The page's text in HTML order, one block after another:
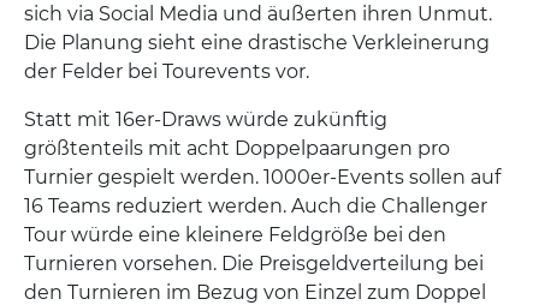
sich via Social Media und äußerten ihren Unmut.
Die Planung sieht eine drastische Verkleinerung
der Felder bei Tourevents vor.
Statt mit 16er-Draws würde zukünftig
größtenteils mit acht Doppelpaarungen pro
Turnier gespielt werden. 1000er-Events sollen auf
16 Teams reduziert werden. Auch die Challenger
Tour würde eine kleinere Feldgröße bei den
Turnieren vorsehen. Die Preisgeldverteilung bei
den Turnieren im Bezug von Einzel zum Doppel